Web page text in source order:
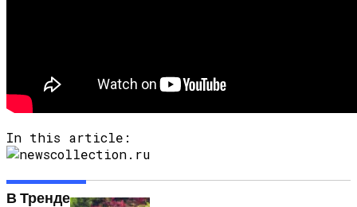
In this article:
В Тренде